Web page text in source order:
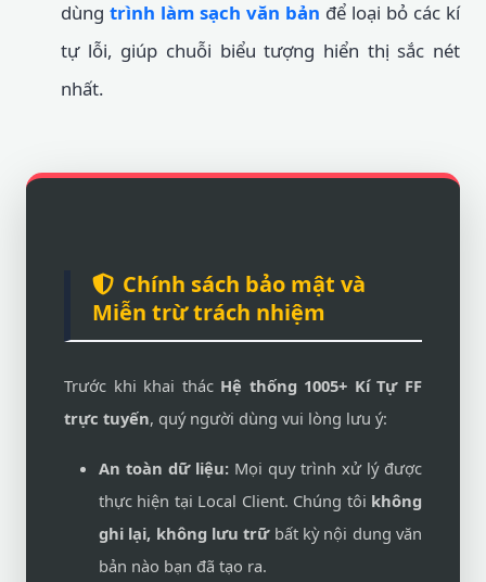
dùng trình làm sạch văn bản để loại bỏ các kí
tự lỗi, giúp chuỗi biểu tượng hiển thị sắc nét
nhất.
Chính sách bảo mật và
Miễn trừ trách nhiệm
Trước khi khai thác Hệ thống 1005+ Kí Tự FF
trực tuyến, quý người dùng vui lòng lưu ý:
An toàn dữ liệu: Mọi quy trình xử lý được
thực hiện tại Local Client. Chúng tôi không
ghi lại, không lưu trữbất kỳ nội dung văn
bản nào bạn đã tạo ra.